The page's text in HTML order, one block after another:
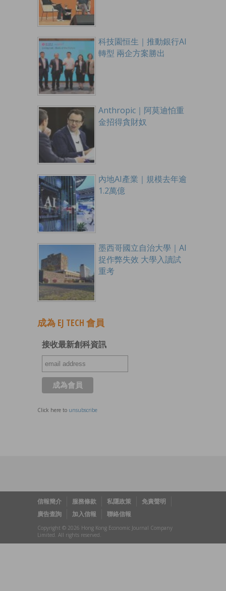
科技園恒生｜推動銀行AI
轉型 兩企方案勝出
Anthropic｜阿莫迪怕重
金招得貪財奴
內地AI產業｜規模去年逾
1.2萬億
墨西哥國立自治大學｜AI
捉作弊失效 大學入讀試
重考
成為 EJ TECH 會員
接收最新創科資訊
Click here to unsubscribe
信報簡介 服務條款 私隱政策
免責聲明
廣告查詢
加入信報 聯絡信報
Copyright © 2026 Hong Kong Economic Journal Company
Limited. All rights reserved.